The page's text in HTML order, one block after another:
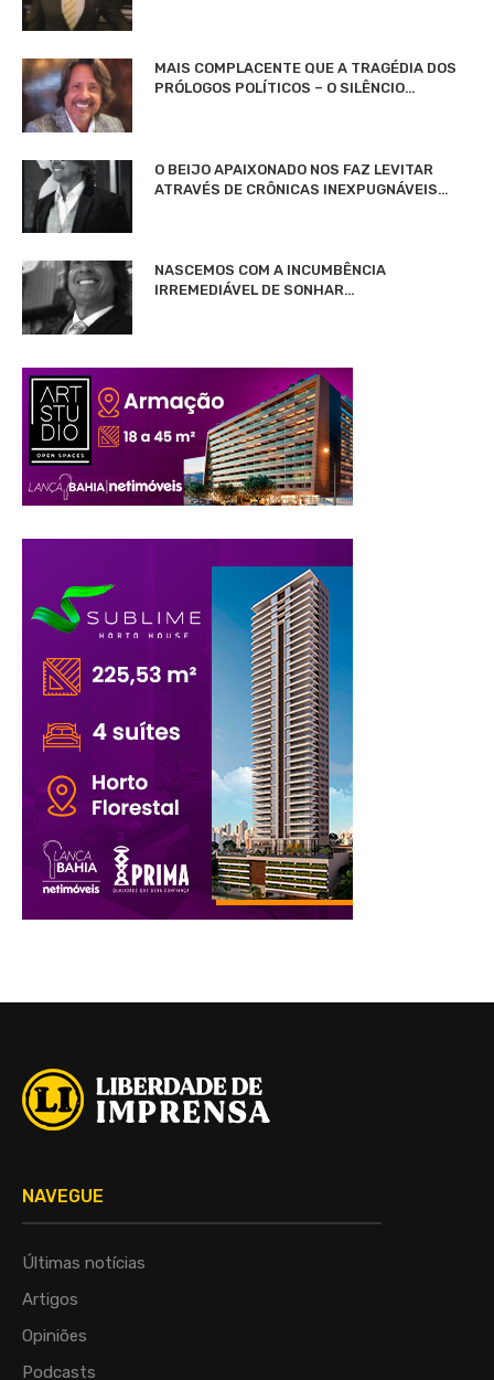
MAIS COMPLACENTE QUE A TRAGÉDIA DOS
PRÓLOGOS POLÍTICOS – O SILÊNCIO…
O BEIJO APAIXONADO NOS FAZ LEVITAR
ATRAVÉS DE CRÔNICAS INEXPUGNÁVEIS…
NASCEMOS COM A INCUMBÊNCIA
IRREMEDIÁVEL DE SONHAR…
NAVEGUE
Últimas notícias
Artigos
Opiniões
Podcasts